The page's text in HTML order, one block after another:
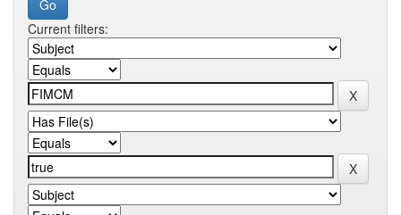
Current filters: